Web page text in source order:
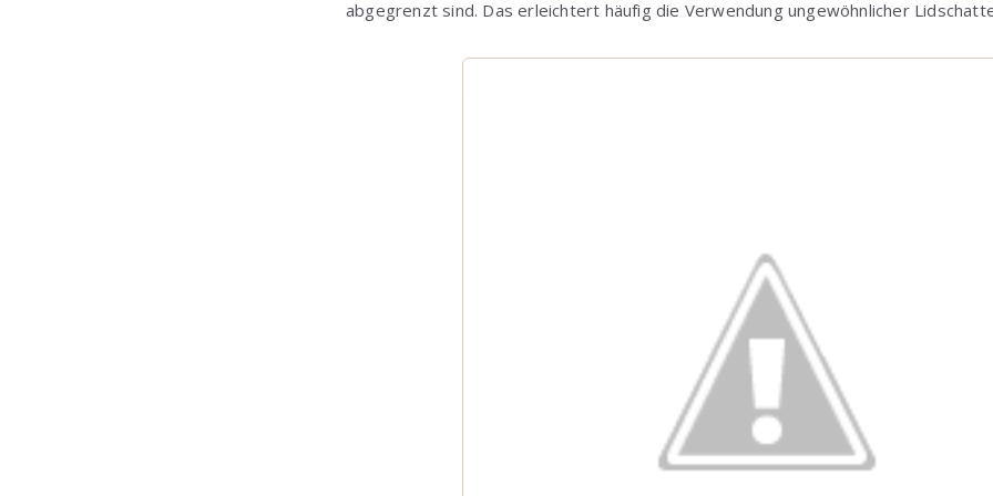
abgegrenzt sind. Das erleichtert häufig die Verwendung ungewöhnlicher